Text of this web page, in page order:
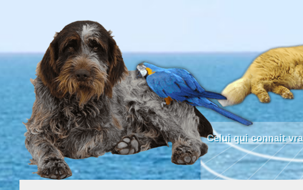
Celui qui connait